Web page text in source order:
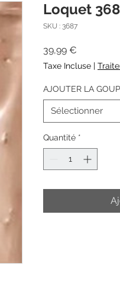
Loquet
SKU : 3687
39,99 €
Taxe Incluse |
AJOUTER LA
Sélectionner
Quantité *